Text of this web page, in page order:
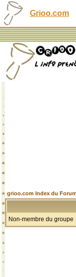
Grioo.com
grioo.com Index du
Non-membre du groupe